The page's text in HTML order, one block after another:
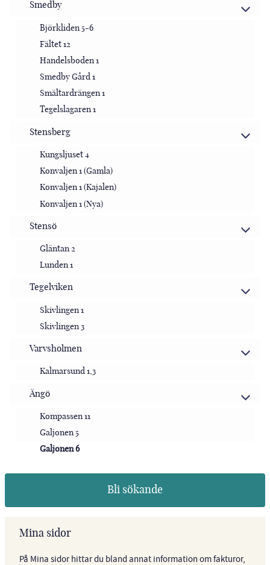
Smedby
Björkliden 5-6
Fältet 12
Handelsboden 1
Smedby Gård 1
Smältardrängen 1
Tegelslagaren 1
Stensberg
Kungsljuset 4
Konvaljen 1 (Gamla)
Konvaljen 1 (Kajalen)
Konvaljen 1 (Nya)
Stensö
Gläntan 2
Lunden 1
Tegelviken
Skivlingen 1
Skivlingen 3
Varvsholmen
Kalmarsund 1,3
Ängö
Kompassen 11
Galjonen 5
Galjonen 6
Bli sökande
Mina sidor
På Mina sidor hittar du bland annat information om fakturor,